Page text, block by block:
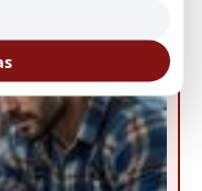
sobre…